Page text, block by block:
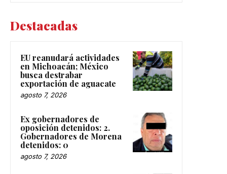
Destacadas
EU reanudará actividades
en Michoacán; México
busca destrabar
exportación de aguacate
agosto 7, 2026
Ex gobernadores de
oposición detenidos: 2.
Gobernadores de Morena
detenidos: 0
agosto 7, 2026